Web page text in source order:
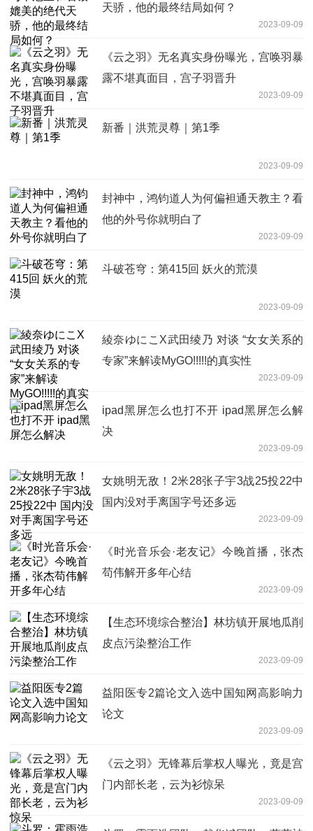
天骄，他的最终结局如何？
2023-09-09
《云之羽》无名真实身份曝光，宫唤羽暴
露不堪真面目，宫子羽晋升
2023-09-09
新番｜洪荒灵尊｜第1季
2023-09-09
封神中，鸿钧道人为何偏袒通天教主？看
他的外号你就明白了
2023-09-09
斗破苍穹：第415回 妖火的荒漠
2023-09-09
綾奈ゆにこX武田绫乃 对谈 “女女关系的
专家”来解读MyGO!!!!!的真实性
2023-09-09
ipad黑屏怎么也打不开 ipad黑屏怎么解
决
2023-09-09
女姚明无敌！2米28张子宇3战25投22中
国内没对手离国字号还多远
2023-09-09
《时光音乐会·老友记》今晚首播，张杰
苟伟解开多年心结
2023-09-09
【生态环境综合整治】林坊镇开展地瓜削
皮点污染整治工作
2023-09-09
益阳医专2篇论文入选中国知网高影响力
论文
2023-09-09
《云之羽》无锋幕后掌权人曝光，竟是宫
门内部长老，云为衫惊呆
2023-09-09